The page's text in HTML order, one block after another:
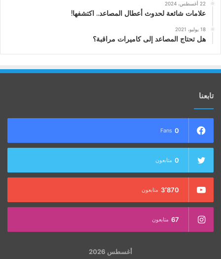
22 أغسطس، 2024
علامات شائعة لحدوث أعطال المصاعد.. اكتشفها!
18 يوليو، 2021
هل تحتاج المصاعد إلى كاميرات مراقبة؟
تابعنا
0
Fans
0 متابعون
3٬870 متابعون
67 متابعون
أغسطس 2026